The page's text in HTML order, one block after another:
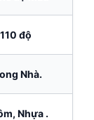
110 độ
Nhà.
Nhựa .